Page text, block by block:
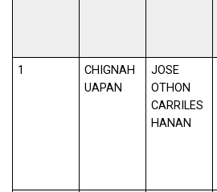
1
CHIGNAH
UAPAN
JOSE
OTHON
CARRILES
HANAN